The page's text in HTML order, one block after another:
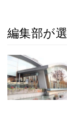
編集部が